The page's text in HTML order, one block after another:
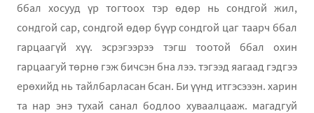
ббал хосууд үр тогтооx тэр өдөр нь сондгой жил,
сондгой сар, сондгой өдөр бүүр сондгой цаг таарч ббал
гарцаагүй хүү. эсрэгээрээ тэгш тоотой ббал охин
гарцаагуй төрнө гэж бичсэн бна лээ. тэгээд яагаад гэдгээ
ерөхийд нь тайлбарласан бсан. Би үүнд итгэсэээн. харин
та нар энэ тухай санал бодлоо хуваалцааж. магадгуй